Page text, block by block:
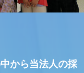
から当法人の採